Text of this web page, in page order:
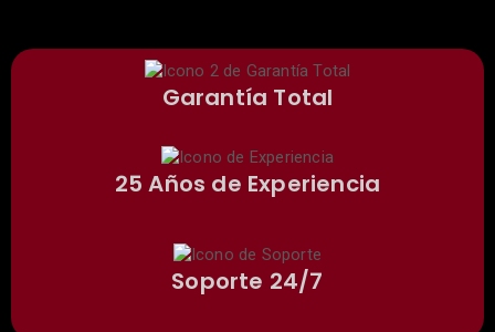
Garantía Total
25 Años de Experiencia
Soporte 24/7